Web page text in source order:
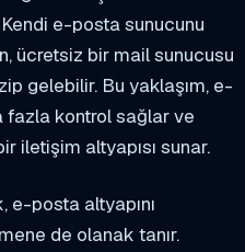
e-posta sunucunu
ücretsiz bir mail sunucusu
gelebilir. Bu yaklaşım, e-
fazla kontrol sağlar ve
iletişim altyapısı sunar.
e-posta altyapını
de olanak tanır.